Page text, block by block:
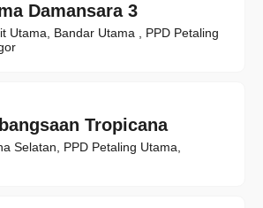
Damansara 3
Utama, Bandar Utama , PPD Petaling
Tropicana
Selatan, PPD Petaling Utama,